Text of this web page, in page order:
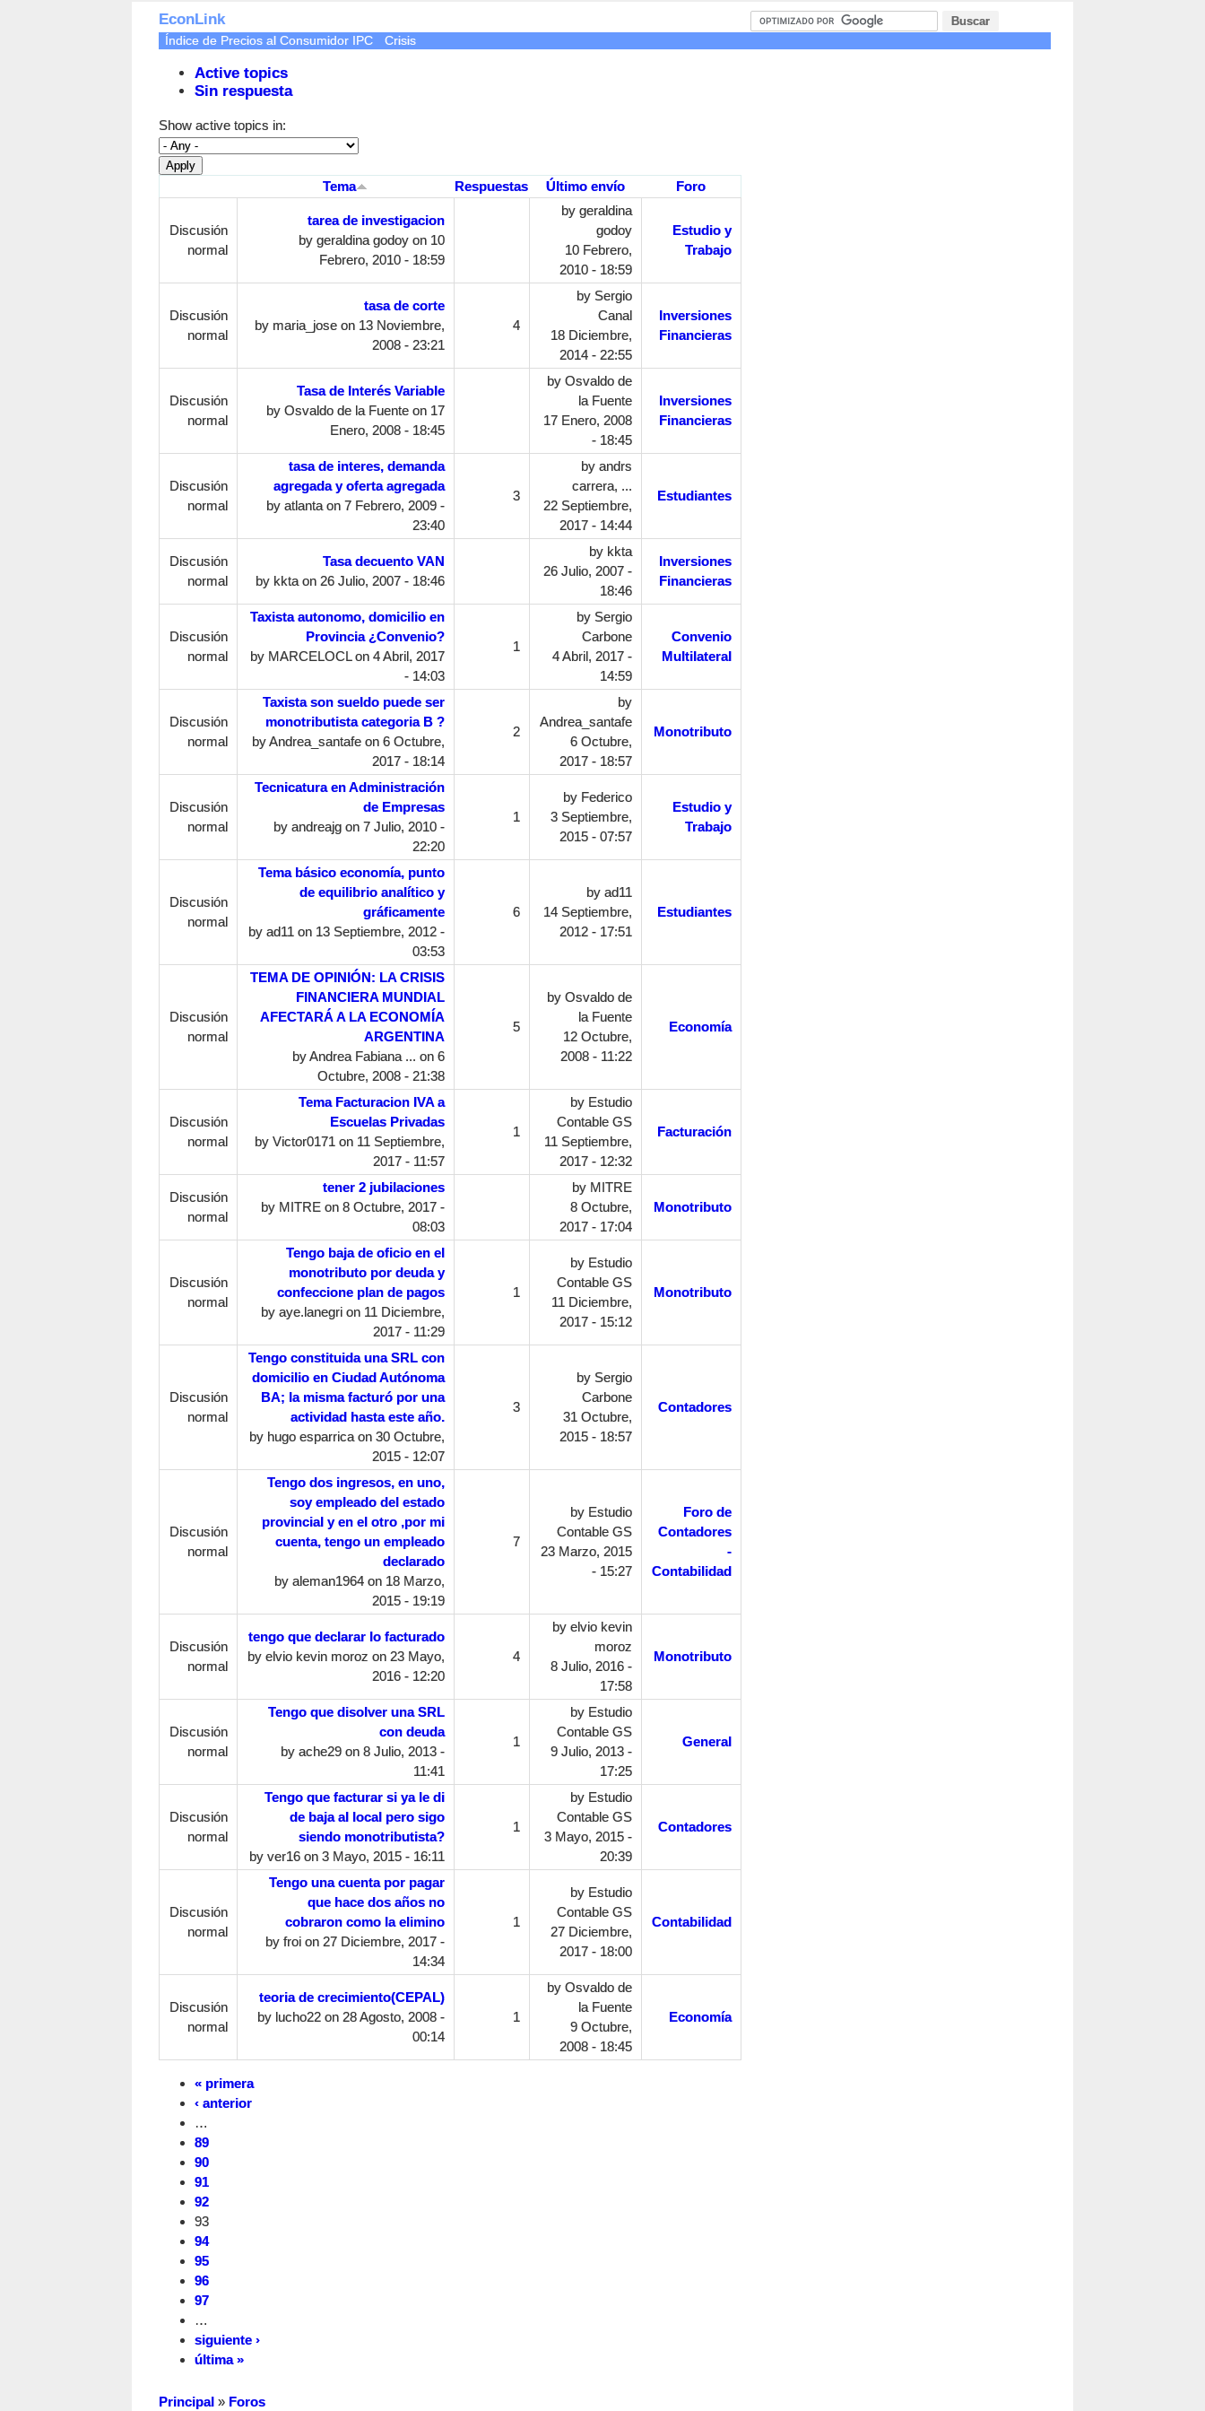
EconLink
Active topics
Sin respuesta
Índice de Precios al Consumidor IPC Crisis
Show active topics in:
Tema Respuestas Último envío Foro
Discusión
normal
tarea de investigacion
by geraldina godoyon 10
Febrero, 2010 - 18:59
by geraldina
godoy
10 Febrero,
2010 - 18:59
Estudio y
Trabajo
Discusión
normal
tasa de corte
by maria_joseon 13 Noviembre,
2008 - 23:21
4
by Sergio
Canal
18 Diciembre,
2014 - 22:55
Inversiones
Financieras
Discusión
normal
Tasa de Interés Variable
by Osvaldo de la Fuenteon 17
Enero, 2008 - 18:45
by Osvaldo de
la Fuente
17 Enero, 2008
- 18:45
Inversiones
Financieras
Discusión
normal
tasa de interes, demanda
agregada y oferta agregada
by atlantaon 7 Febrero, 2009 -
23:40
3
by andrs
carrera, ...
22 Septiembre,
2017 - 14:44
Estudiantes
Discusión
normal
Tasa decuento VAN
by kktaon 26 Julio, 2007 - 18:46
by kkta
26 Julio, 2007 -
18:46
Inversiones
Financieras
Discusión
normal
Taxista autonomo, domicilio en
Provincia ¿Convenio?
by MARCELOCLon 4 Abril, 2017
- 14:03
1
by Sergio
Carbone
4 Abril, 2017 -
14:59
Convenio
Multilateral
Discusión
normal
Taxista son sueldo puede ser
monotributista categoria B ?
byAndrea_santafeon 6 Octubre,
2017 - 18:14
2
by
Andrea_santafe
6 Octubre,
2017 - 18:57
Monotributo
Discusión
normal
Tecnicatura en Administración
de Empresas
by andreajgon 7 Julio, 2010 -
22:20
1
by Federico
3 Septiembre,
2015 - 07:57
Estudio y
Trabajo
Discusión
normal
Tema básico economía, punto
de equilibrio analítico y
gráficamente
by ad11on 13 Septiembre, 2012 -
03:53
6
by ad11
14 Septiembre,
2012 - 17:51
Estudiantes
Discusión
normal
TEMA DE OPINIÓN: LA CRISIS
FINANCIERA MUNDIAL
AFECTARÁ A LA ECONOMÍA
ARGENTINA
byAndrea Fabiana ... on 6
Octubre, 2008 - 21:38
5
by Osvaldo de
la Fuente
12 Octubre,
2008 - 11:22
Economía
Discusión
normal
Tema Facturacion IVA a
Escuelas Privadas
by Victor0171on 11 Septiembre,
2017 - 11:57
1
by Estudio
Contable GS
11 Septiembre,
2017 - 12:32
Facturación
Discusión
normal
tener 2 jubilaciones
by MITREon 8 Octubre, 2017 -
08:03
by MITRE
8 Octubre,
2017 - 17:04
Monotributo
Discusión
normal
Tengo baja de oficio en el
monotributo por deuda y
confeccione plan de pagos
by aye.lanegrion 11 Diciembre,
2017 - 11:29
1
by Estudio
Contable GS
11 Diciembre,
2017 - 15:12
Monotributo
Discusión
normal
Tengo constituida una SRL con
domicilio en Ciudad Autónoma
BA; la misma facturó por una
actividad hasta este año.
by hugo esparricaon 30 Octubre,
2015 - 12:07
3
by Sergio
Carbone
31 Octubre,
2015 - 18:57
Contadores
Discusión
normal
Tengo dos ingresos, en uno,
soy empleado del estado
provincial y en el otro ,por mi
cuenta, tengo un empleado
declarado
by aleman1964on 18 Marzo,
2015 - 19:19
7
by Estudio
Contable GS
23 Marzo, 2015
- 15:27
Foro de
Contadores
-
Contabilidad
Discusión
normal
tengo que declarar lo facturado
by elvio kevin moroz on 23 Mayo,
2016 - 12:20
4
by elvio kevin
moroz
8 Julio, 2016 -
17:58
Monotributo
Discusión
normal
Tengo que disolver una SRL
con deuda
by ache29on 8 Julio, 2013 -
11:41
1
by Estudio
Contable GS
9 Julio, 2013 -
17:25
General
Discusión
normal
Tengo que facturar si ya le di
de baja al local pero sigo
siendo monotributista?
by ver16on 3 Mayo, 2015 - 16:11
1
by Estudio
Contable GS
3 Mayo, 2015 -
20:39
Contadores
Discusión
normal
Tengo una cuenta por pagar
que hace dos años no
cobraron como la elimino
by froion 27 Diciembre, 2017 -
14:34
1
by Estudio
Contable GS
27 Diciembre,
2017 - 18:00
Contabilidad
Discusión
normal
teoria de crecimiento(CEPAL)
by lucho22on 28 Agosto, 2008 -
00:14
1
by Osvaldo de
la Fuente
9 Octubre,
2008 - 18:45
Economía
« primera
‹ anterior
…
89
90
91
92
93
94
95
96
97
…
siguiente ›
última »
Principal » Foros